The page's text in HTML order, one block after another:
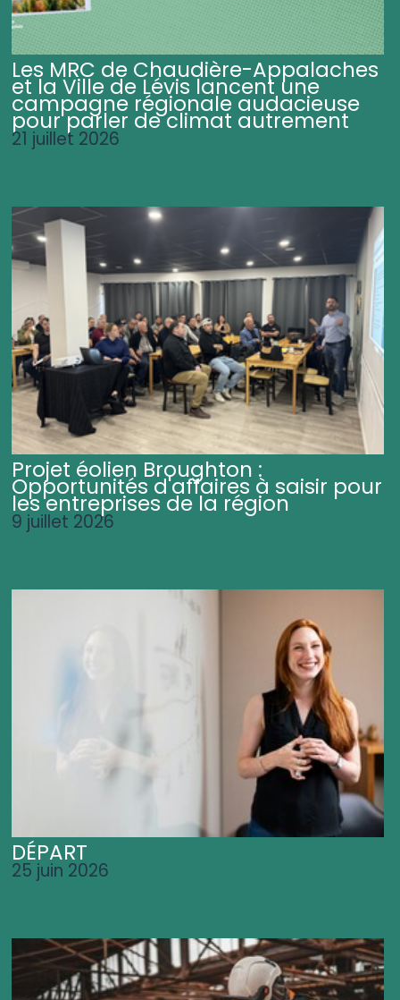
Les MRC de Chaudière-Appalaches
et la Ville de Lévis lancent une
campagne régionale audacieuse
pour parler de climat autrement
21 juillet 2026
Projet éolien Broughton :
Opportunités d'affaires à saisir pour
les entreprises de la région
9 juillet 2026
DÉPART
25 juin 2026